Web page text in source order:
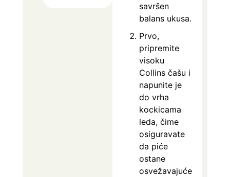
savršen
balans ukusa.
Prvo,
pripremite
visoku
Collins čašu i
napunite je
do vrha
kockicama
leda, čime
osiguravate
da piće
ostane
osvežavajuće